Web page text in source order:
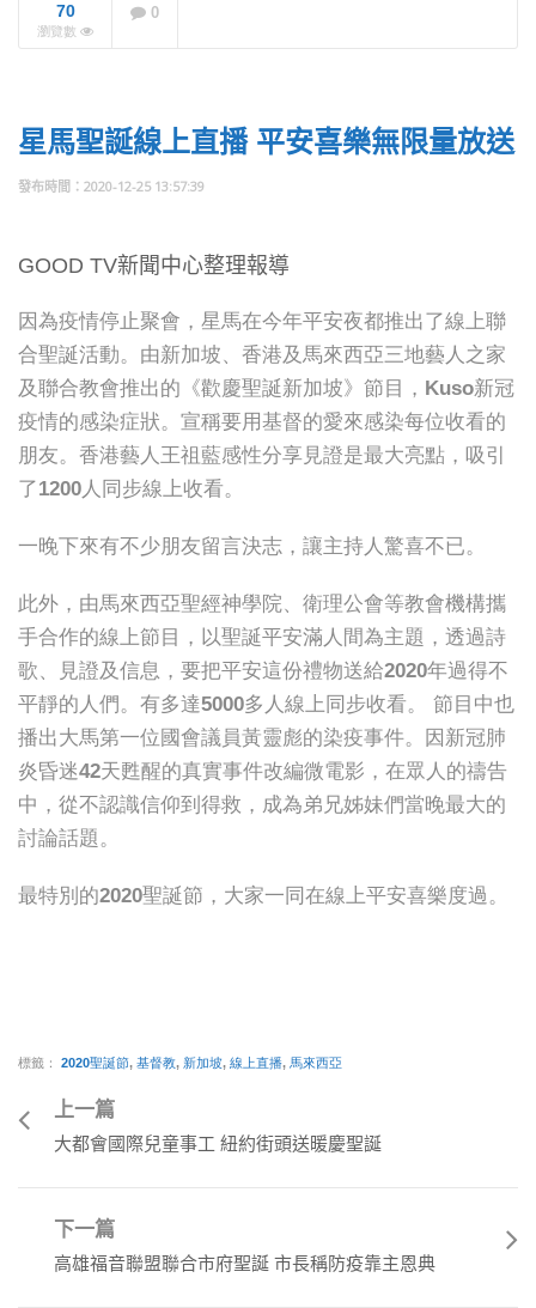
70
瀏覽數
0
星馬聖誕線上直播 平安喜樂無限量放送
2020-12-25 13:57:39
GOOD TV新聞中心整理報導
因為疫情停止聚會，星馬在今年平安夜都推出了線上聯
合聖誕活動。由新加坡、香港及馬來西亞三地藝人之家
及聯合教會推出的《歡慶聖誕新加坡》節目，Kuso新冠
疫情的感染症狀。宣稱要用基督的愛來感染每位收看的
朋友。香港藝人王祖藍感性分享見證是最大亮點，吸引
了1200人同步線上收看。
一晚下來有不少朋友留言決志，讓主持人驚喜不已。
此外，由馬來西亞聖經神學院、衛理公會等教會機構攜
手合作的線上節目，以聖誕平安滿人間為主題，透過詩
歌、見證及信息，要把平安這份禮物送給2020年過得不
平靜的人們。有多達5000多人線上同步收看。 節目中也
播出大馬第一位國會議員黃靈彪的染疫事件。因新冠肺
炎昏迷42天甦醒的真實事件改編微電影，在眾人的禱告
中，從不認識信仰到得救，成為弟兄姊妹們當晚最大的
討論話題。
最特別的2020聖誕節，大家一同在線上平安喜樂度過。
標籤： 2020聖誕節, 基督教, 新加坡, 線上直播, 馬來西亞
上一篇
大都會國際兒童事工 紐約街頭送暖慶聖誕
下一篇
高雄福音聯盟聯合市府聖誕 市長稱防疫靠主恩典